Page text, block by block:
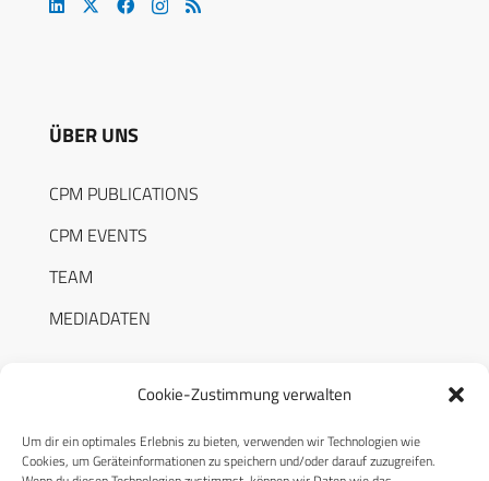
Cookie-Zustimmung verwalten
Um dir ein optimales Erlebnis zu bieten, verwenden wir Technologien wie
Cookies, um Geräteinformationen zu speichern und/oder darauf zuzugreifen.
ÜBER UNS
CPM PUBLICATIONS
CPM EVENTS
TEAM
MEDIADATEN
RECHTLICHES